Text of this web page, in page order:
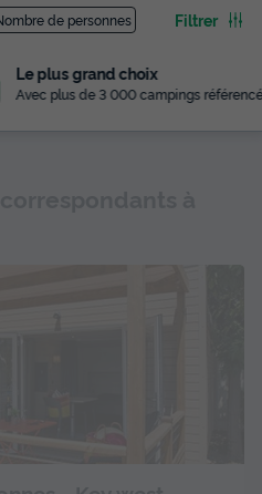
de personnes Filtrer
référencés